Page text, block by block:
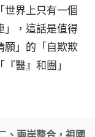
世界上只有一個
」，這話是值得
願」的「自欺欺
醫』和團」